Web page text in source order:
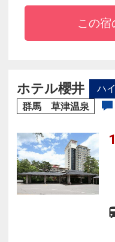
ブルカーで下って
天風呂を全室に備
場の味覚をふんだ
提供。
この宿
ホテル櫻井
ハ
群馬 草津温泉